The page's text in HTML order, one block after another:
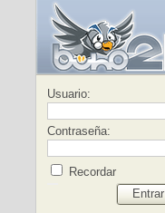
Usuario:
Contraseña:
Recordar
Entrar